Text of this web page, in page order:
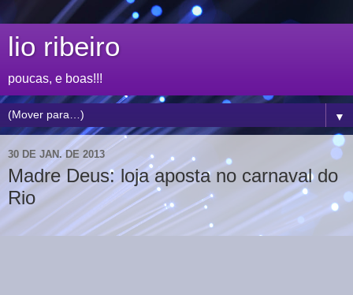
lio ribeiro
poucas, e boas!!!
▼
30 DE JAN. DE 2013
Madre Deus: loja aposta no carnaval do
Rio